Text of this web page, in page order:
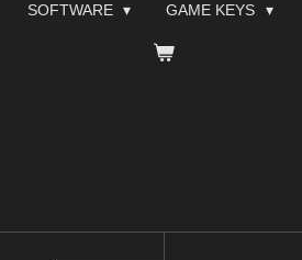
SOFTWARE GAME KEYS